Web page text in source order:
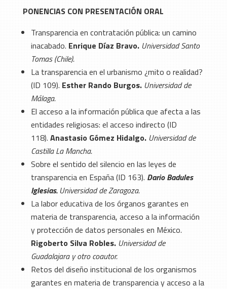
PONENCIAS CON PRESENTACIÓN ORAL
Transparencia en contratación pública: un camino
inacabado. Enrique Díaz Bravo. Universidad Santo
Tomas (Chile).
La transparencia en el urbanismo ¿mito o realidad?
(ID 109). Esther Rando Burgos. Universidad de
Málaga.
El acceso a la información pública que afecta a las
entidades religiosas: el acceso indirecto (ID
118). Anastasio Gómez Hidalgo. Universidad de
Castilla La Mancha.
Sobre el sentido del silencio en las leyes de
transparencia en España (ID 163). Dario Badules
Iglesias.Universidad de Zaragoza.
La labor educativa de los órganos garantes en
materia de transparencia, acceso a la información
y protección de datos personales en México.
Rigoberto Silva Robles.Universidad de
Guadalajara y otro coautor.
Retos del diseño institucional de los organismos
garantes en materia de transparencia y acceso a la